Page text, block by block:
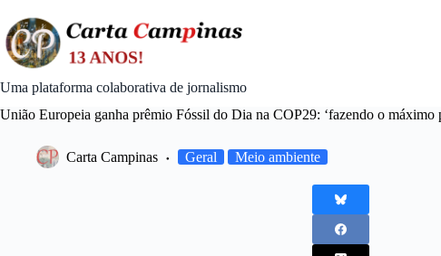
content
Uma plataforma colaborativa de jornalismo
União Europeia ganha prêmio Fóssil do Dia na COP29: ‘fazendo o máximo
Carta Campinas Geral Meio ambiente